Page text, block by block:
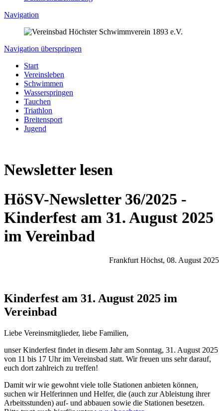
Navigation
Navigation überspringen
Start
Vereinsleben
Schwimmen
Wasserspringen
Tauchen
Triathlon
Breitensport
Jugend
Newsletter lesen
HöSV-Newsletter 36/2025 -
Kinderfest am 31. August 2025
im Vereinbad
Frankfurt Höchst, 08. August 2025
Kinderfest am 31. August 2025 im
Vereinbad
Liebe Vereinsmitglieder, liebe Familien,
unser Kinderfest findet in diesem Jahr am Sonntag, 31. August 2025
von 11 bis 17 Uhr im Vereinsbad statt. Wir freuen uns sehr darauf,
euch dort zahlreich zu treffen!
Damit wir wie gewohnt viele tolle Stationen anbieten können,
suchen wir Helferinnen und Helfer, die (auch zur Ableistung ihrer
Arbeitsstunden) auf- und abbauen sowie die Stationen besetzen.